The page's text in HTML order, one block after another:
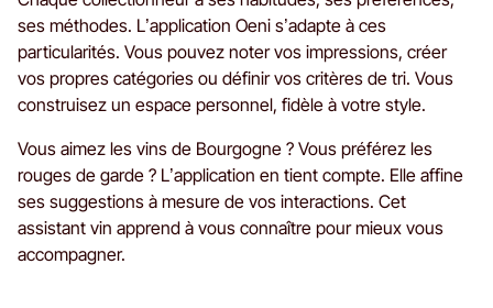
ses méthodes. L’application Oeni s’adapte à ces
particularités. Vous pouvez noter vos impressions, créer
vos propres catégories ou définir vos critères de tri. Vous
construisez un espace personnel, fidèle à votre style.
Vous aimez les vins de Bourgogne ? Vous préférez les
rouges de garde ? L’application en tient compte. Elle affine
ses suggestions à mesure de vos interactions. Cet
assistant vin apprend à vous connaître pour mieux vous
accompagner.